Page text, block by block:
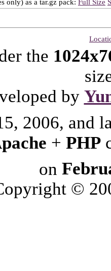
only) as a tar.gz pack: Full Size
the
by
2006, and
+ PHP
on
©